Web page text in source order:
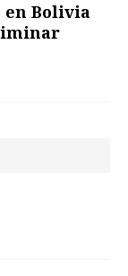
en Bolivia